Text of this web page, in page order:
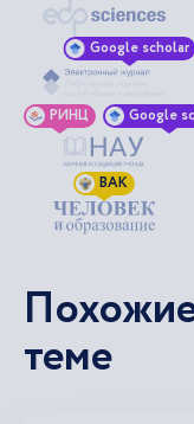
Google scholar
РИНЦ Google
ВАК
теме